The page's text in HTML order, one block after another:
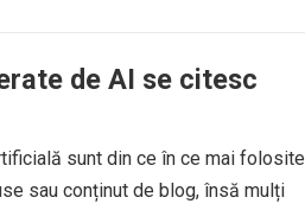
de AI se citesc
sunt din ce în ce mai folosite
sau conținut de blog, însă mulți